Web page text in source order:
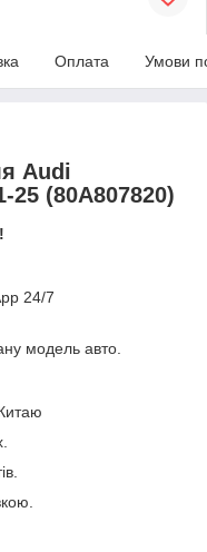
Оплата Умови
Audi
25 (80A807820)
24/7
модель авто.